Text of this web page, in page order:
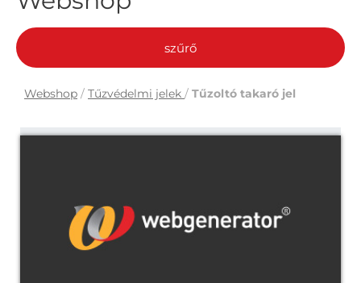
szűrő
Webshop / Tűzvédelmi jelek / Tűzoltó takaró jel